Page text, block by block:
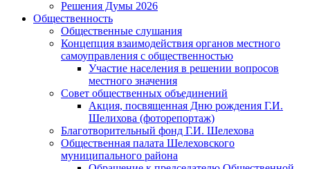
Решения Думы 2026
Общественность
Общественные слушания
Концепция взаимодействия органов местного
самоуправления с общественностью
Участие населения в решении вопросов
местного значения
Совет общественных объединений
Акция, посвященная Дню рождения Г.И.
Шелихова (фоторепортаж)
Благотворительный фонд Г.И. Шелехова
Общественная палата Шелеховского
муниципального района